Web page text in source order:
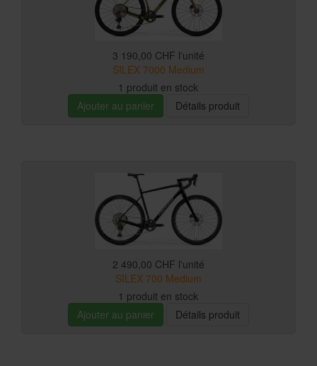
3 190,00 CHF l'unité
SILEX 7000 Medium
1 produit en stock
Ajouter au panier
Détails produit
2 490,00 CHF l'unité
SILEX 700 Medium
1 produit en stock
Ajouter au panier
Détails produit